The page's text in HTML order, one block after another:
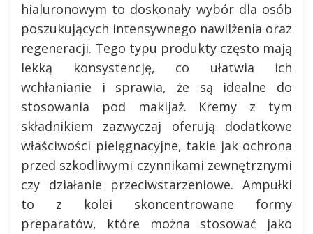
hialuronowym to doskonały wybór dla osób
poszukujących intensywnego nawilżenia oraz
regeneracji. Tego typu produkty często mają
lekką konsystencję, co ułatwia ich
wchłanianie i sprawia, że są idealne do
stosowania pod makijaż. Kremy z tym
składnikiem zazwyczaj oferują dodatkowe
właściwości pielęgnacyjne, takie jak ochrona
przed szkodliwymi czynnikami zewnętrznymi
czy działanie przeciwstarzeniowe. Ampułki
to z kolei skoncentrowane formy
preparatów, które można stosować jako